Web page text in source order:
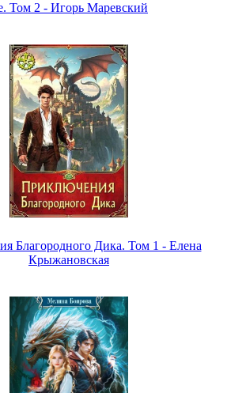
Том 2 - Игорь Маревский
Благородного Дика. Том 1 - Елена
Крыжановская